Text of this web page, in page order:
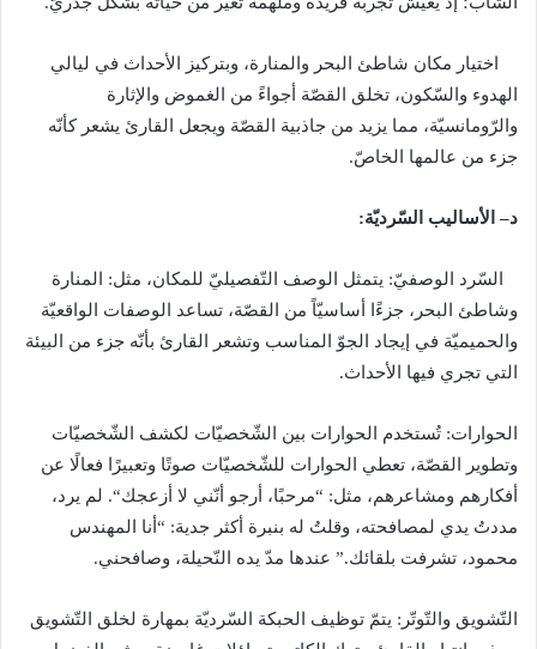
اختيار مكان شاطئ البحر والمنارة، وبتركيز الأحداث في ليالي
الهدوء والسّكون، تخلق القصّة أجواءً من الغموض والإثارة
والرّومانسيّة، مما يزيد من جاذبية القصّة ويجعل القارئ يشعر كأنّه
جزء من عالمها الخاصّ.
د– الأساليب السّرديّة:
السّرد الوصفيّ: يتمثل الوصف التّفصيليّ للمكان، مثل:
المنارة
وشاطئ البحر، جزءًا أساسيّاً من القصّة، تساعد الوصفات الواقعيّة
والحميميّة في إيجاد الجوّ المناسب وتشعر القارئ بأنّه جزء من البيئة
التي تجري فيها الأحداث.
الحوارات: تُستخدم الحوارات بين الشّخصيّات لكشف الشّخصيّات
وتطوير القصّة، تعطي الحوارات للشّخصيّات صوتًا وتعبيرًا فعالًا عن
أفكارهم ومشاعرهم، مثل: “مرحبًا، أرجو أنّني لا أزعجك“. لم يرد،
مددتُ يدي لمصافحته، وقلتُ له بنبرة أكثر جدية: “ أنا المهندس
محمود، تشرفت بلقائك.” عندها مدّ يده النّحيلة، وصافحني.
التّشويق والتّوتّر : يتمّ توظيف الحبكة السّرديّة بمهارة لخلق التّشويق